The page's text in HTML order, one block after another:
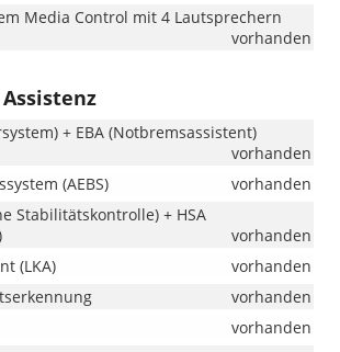
Media Control mit 4 Lautsprechern
vorhanden
+ EBA (Notbremsassistent)
vorhanden
(AEBS)
vorhanden
Stabilitätskontrolle) + HSA
vorhanden
(LKA)
vorhanden
vorhanden
vorhanden